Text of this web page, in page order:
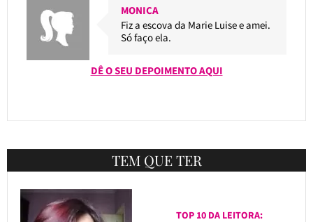
MONICA
Fiz a escova da Marie Luise e amei.
Só faço ela.
DÊ O SEU DEPOIMENTO AQUI
TEM QUE TER
TOP 10 DA LEITORA: